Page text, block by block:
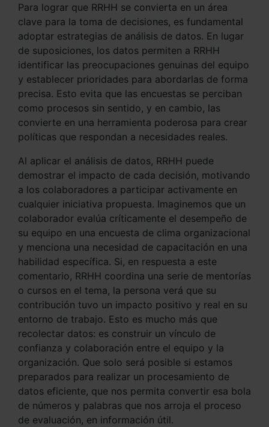
Para lograr que RRHH se convierta en un área
clave para la toma de decisiones, es fundamental
adoptar estrategias de análisis de datos. En lugar
de suposiciones, los datos permiten a RRHH
identificar las preocupaciones genuinas del equipo
y establecer prioridades para abordarlas de forma
precisa. Esto evita que las encuestas se perciban
como procesos sin sentido, y en cambio, las
convierte en una herramienta poderosa para crear
políticas que respondan a necesidades reales.
Al aplicar el análisis de datos, RRHH puede
demostrar el impacto de cada decisión, motivando
a los colaboradores a participar activamente en
cualquier iniciativa propuesta. Imaginemos que un
colaborador evalúa críticamente el desempeño de
su equipo en una encuesta de clima organizacional
y menciona una necesidad de capacitación en una
habilidad específica. Si, en respuesta a este
comentario, RRHH coordina una serie de mentorías
o cursos en el tema, la persona verá que su
contribución tuvo un impacto positivo y real en su
entorno de trabajo. Esto es mucho más que
recolectar datos: es construir un vínculo de
confianza y colaboración entre el equipo y la
organización. Que solo será posible si estamos
preparados para realizar un procesamiento de
datos eficiente, que nos permita convertir esa bola
de números y palabras que nos arroja el proceso
de evaluación, en información útil.